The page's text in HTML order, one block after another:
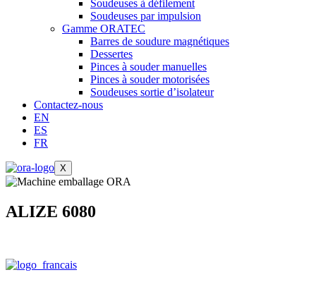
Soudeuses à défilement
Soudeuses par impulsion
Gamme ORATEC
Barres de soudure magnétiques
Dessertes
Pinces à souder manuelles
Pinces à souder motorisées
Soudeuses sortie d’isolateur
Contactez-nous
EN
ES
FR
X
ALIZE 6080